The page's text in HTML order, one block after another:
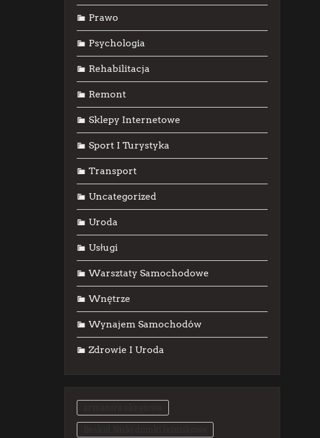
Prawo
Psychologia
Rehabilitacja
Remont
Sklepy Internetowe
Sport I Turystyka
Transport
Uncategorized
Uroda
Usługi
Warsztaty Samochodowe
Wnętrze
Wynajem Samochodów
Zdrowie I Uroda